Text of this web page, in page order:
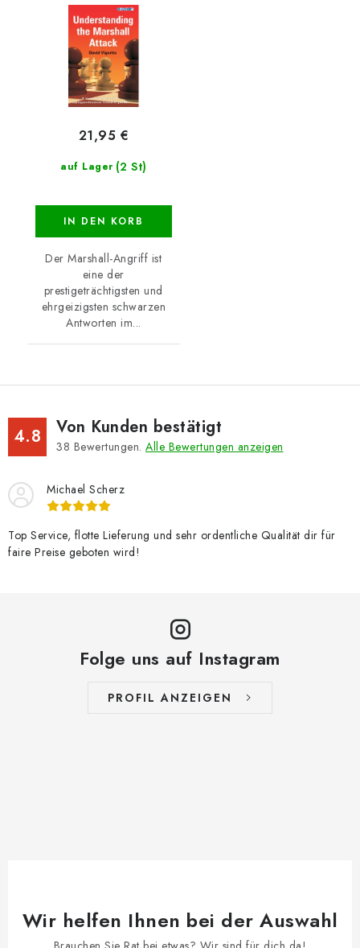
auf Lager (2 St)
21,95 €
IN DEN KORB
Der Marshall-Angriff ist
eine der
prestigeträchtigsten und
ehrgeizigsten schwarzen
Antworten im...
4.8 Von Kunden bestätigt
38 Bewertungen. Alle Bewertungen anzeigen
Michael Scherz
Top Service, flotte Lieferung und sehr ordentliche Qualität dir für
faire Preise geboten wird!
Folge uns auf Instagram
PROFIL ANZEIGEN
Wir helfen Ihnen bei der Auswahl